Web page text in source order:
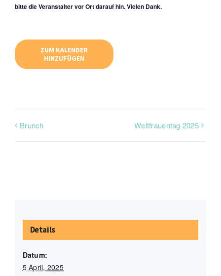
bitte die Veranstalter vor Ort darauf hin. Vielen Dank.
ZUM KALENDER
HINZUFÜGEN
Brunch Weltfrauentag 2025
Details
Datum:
5 April, 2025